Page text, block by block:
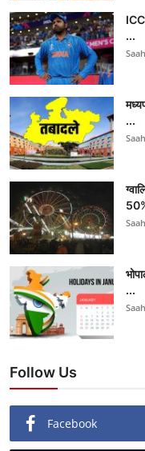
ICC
...
...
...
Follow Us
Facebook